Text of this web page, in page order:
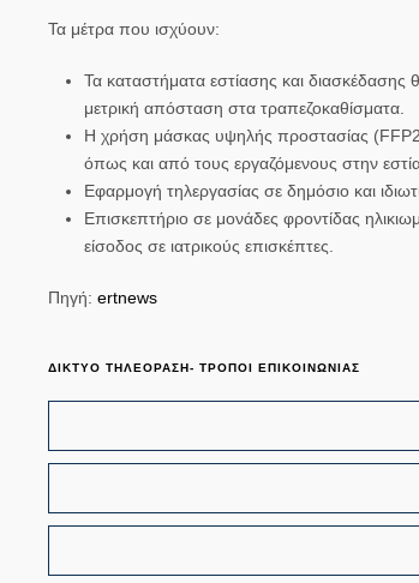
Τα μέτρα που ισχύουν:
Τα καταστήματα εστίασης και διασκέδασης
μετρική απόσταση στα τραπεζοκαθίσματα.
Η χρήση μάσκας υψηλής προστασίας
όπως και από τους εργαζόμενους στην
Εφαρμογή τηλεργασίας σε δημόσιο και
Επισκεπτήριο σε μονάδες φροντίδας
είσοδος σε ιατρικούς επισκέπτες.
Πηγή: ertnews
ΔΙΚΤΥΟ ΤΗΛΕΟΡΑΣΗ- ΤΡΟΠΟΙ ΕΠΙΚΟΙΝΩΝΙΑΣ